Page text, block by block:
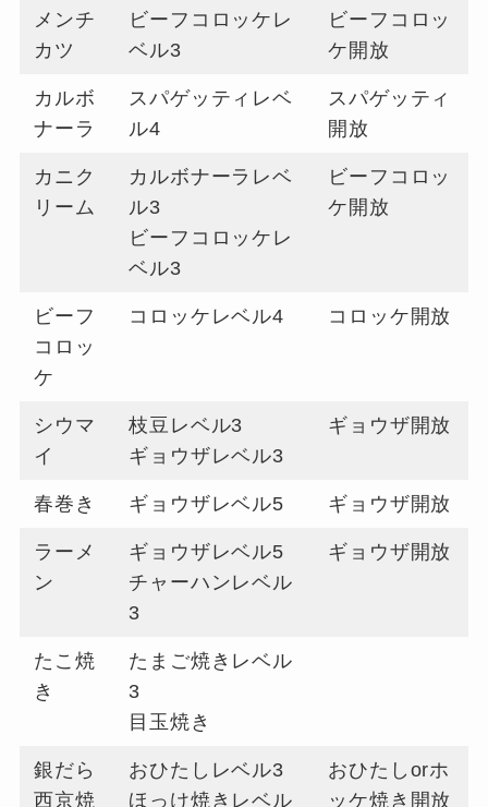
メンチ
カツ
ビーフコロッケレ
ベル3
ビーフコロッ
ケ開放
カルボ
ナーラ
スパゲッティレベ
ル4
スパゲッティ
開放
カニク
リーム
カルボナーラレベ
ル3
ビーフコロッケレ
ベル3
ビーフコロッ
ケ開放
ビーフ
コロッ
ケ
コロッケレベル4 コロッケ開放
シウマ
イ
枝豆レベル3
ギョウザレベル3
ギョウザ開放
春巻き ギョウザレベル5 ギョウザ開放
ラーメ
ン
ギョウザレベル5
チャーハンレベル
3
ギョウザ開放
たこ焼
き
たまご焼きレベル
3
目玉焼き
銀だら
西京焼
おひたしレベル3
ほっけ焼きレベル
おひたしorホ
ッケ焼き開放